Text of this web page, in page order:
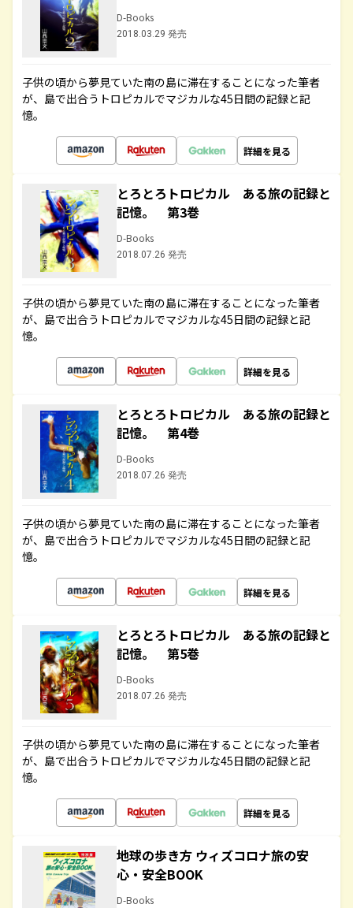
D-Books
2018.03.29 発売
子供の頃から夢見ていた南の島に滞在することになった筆者
が、島で出合うトロピカルでマジカルな45日間の記録と記
憶。
詳細を見る
とろとろトロピカル ある旅の記録と
記憶。 第3巻
D-Books
2018.07.26 発売
子供の頃から夢見ていた南の島に滞在することになった筆者
が、島で出合うトロピカルでマジカルな45日間の記録と記
憶。
詳細を見る
とろとろトロピカル ある旅の記録と
記憶。 第4巻
D-Books
2018.07.26 発売
子供の頃から夢見ていた南の島に滞在することになった筆者
が、島で出合うトロピカルでマジカルな45日間の記録と記
憶。
詳細を見る
とろとろトロピカル ある旅の記録と
記憶。 第5巻
D-Books
2018.07.26 発売
子供の頃から夢見ていた南の島に滞在することになった筆者
が、島で出合うトロピカルでマジカルな45日間の記録と記
憶。
詳細を見る
地球の歩き方 ウィズコロナ旅の安
心・安全BOOK
D-Books